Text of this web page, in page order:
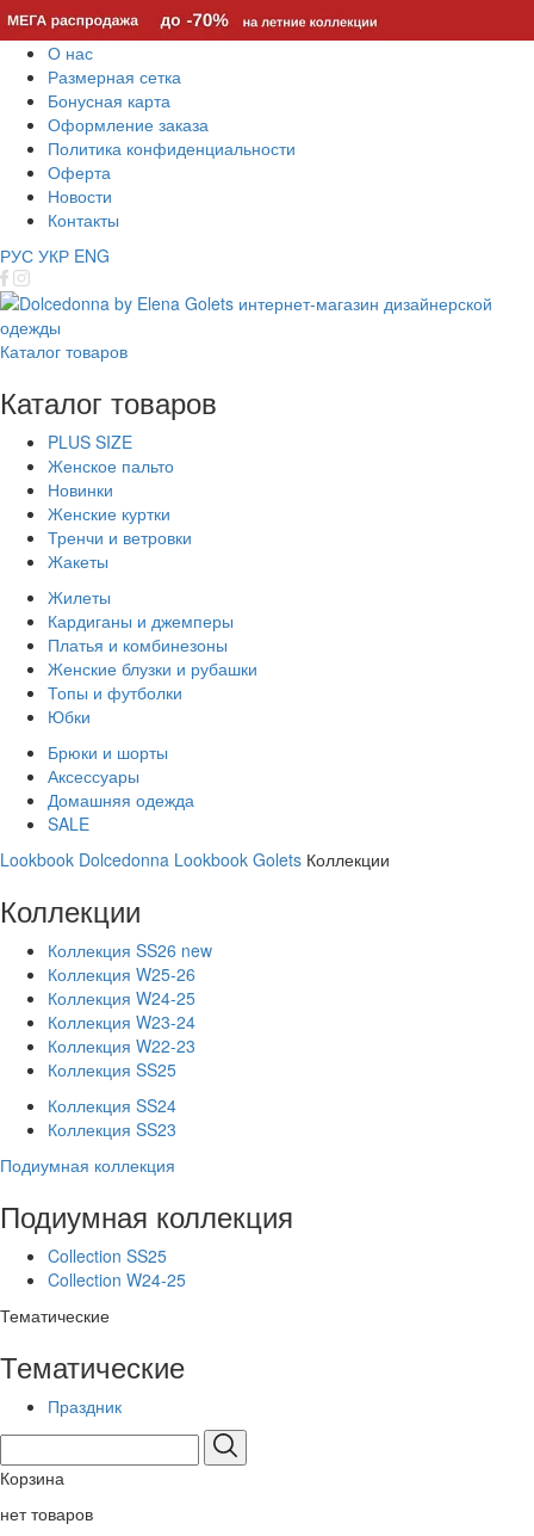
О нас
Размерная сетка
Бонусная карта
Оформление заказа
Политика конфиденциальности
Оферта
Новости
Контакты
РУС УКР ENG
Каталог товаров
Каталог товаров
PLUS SIZE
Женское пальто
Новинки
Женские куртки
Тренчи и ветровки
Жакеты
Жилеты
Кардиганы и джемперы
Платья и комбинезоны
Женские блузки и рубашки
Топы и футболки
Юбки
Брюки и шорты
Аксессуары
Домашняя одежда
SALE
Lookbook Dolcedonna Lookbook Golets Коллекции
Коллекции
Коллекция SS26 new
Коллекция W25-26
Коллекция W24-25
Коллекция W23-24
Коллекция W22-23
Коллекция SS25
Коллекция SS24
Коллекция SS23
Подиумная коллекция
Подиумная коллекция
Collection SS25
Collection W24-25
Тематические
Тематические
Праздник
Корзина
нет товаров